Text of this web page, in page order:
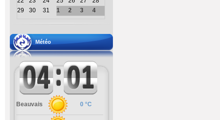
29
30 31 1 2 3 4
Météo
Beauvais 0 °C